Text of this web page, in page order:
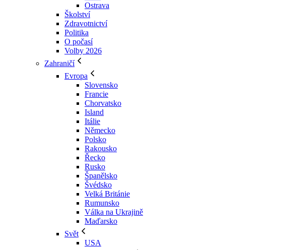
Ostrava
Školství
Zdravotnictví
Politika
O počasí
Volby 2026
Zahraničí
Evropa
Slovensko
Francie
Chorvatsko
Island
Itálie
Německo
Polsko
Rakousko
Řecko
Rusko
Španělsko
Švédsko
Velká Británie
Rumunsko
Válka na Ukrajině
Maďarsko
Svět
USA